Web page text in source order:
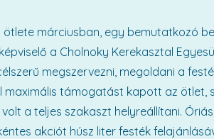
ötlete márciusban, egy bemutatkozó
a Cholnoky Kerekasztal
megszervezni, megoldani a
maximális támogatást kapott az ötlet,
volt a teljes szakaszt helyreállítani.
akciót húsz liter festék